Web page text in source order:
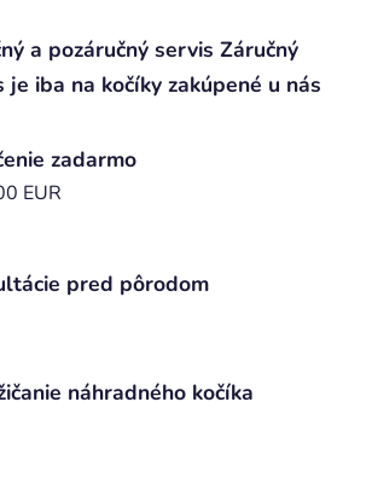
a pozáručný servis Záručný
je iba na kočíky zakúpené u nás
zadarmo
EUR
pred pôrodom
náhradného kočíka